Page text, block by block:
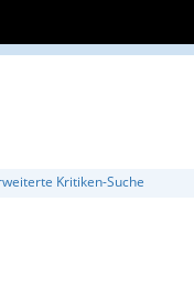
Kritiken-Suche